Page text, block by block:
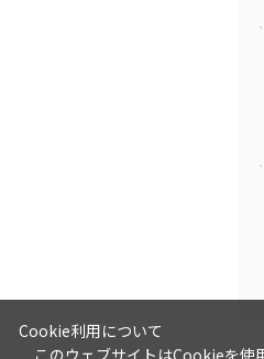
Cookie利用について